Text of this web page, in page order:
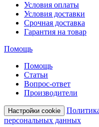
Условия оплаты
Условия доставки
Срочная доставка
Гарантия на товар
Помощь
Помощь
Статьи
Вопрос-ответ
Производители
Настройки cookie
персональных данных